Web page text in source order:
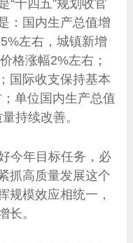
“十四五”规划收官
：国内生产总值增
左右，城镇新增
格涨幅2%左右；
国际收支保持基本
单位国内生产总值
持续改善。
今年目标任务，必
抓高质量发展这个
规模效应相统一，
长。